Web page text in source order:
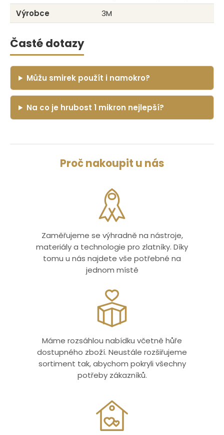
Výrobce
3M
Časté dotazy
Můžu smirek použít i namokro?
Na co je hrubost 1 mikron nejlepší?
Proč nakoupit u nás
Zaměřujeme se výhradně na nástroje,
materiály a technologie pro zlatníky. Díky
tomu u nás najdete vše potřebné na
jednom místě
Máme rozsáhlou nabídku včetně hůře
dostupného zboží. Neustále rozšiřujeme
sortiment tak, abychom pokryli všechny
potřeby zákazníků.